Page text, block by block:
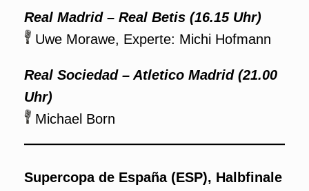
Real Madrid – Real Betis (16.15 Uhr)
Uwe Morawe, Experte: Michi Hofmann
Real Sociedad – Atletico Madrid (21.00
Uhr)
Michael Born
Supercopa de España (ESP), Halbfinale